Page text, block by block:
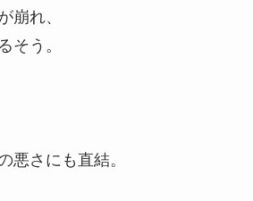
崩れ、
そう。
悪さにも直結。